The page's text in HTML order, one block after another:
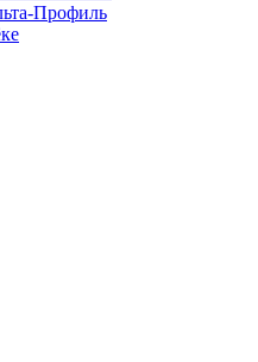
Профиль